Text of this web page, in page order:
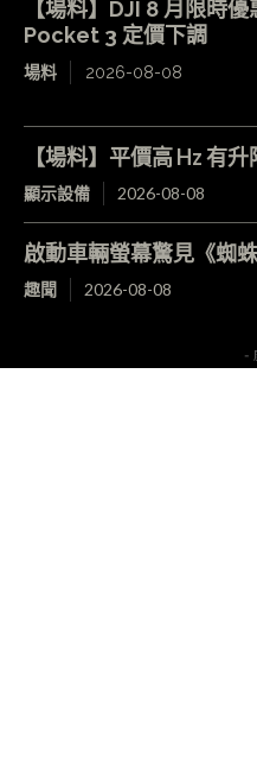
【場料】DJI 8 月限時
Pocket 3 定價下調
場料 2026-08-08
【場料】平價高 Hz 有
顯示設備 2026-08-08
啟動車輛螢幕驚見《蜘
趣聞 2026-08-08
-